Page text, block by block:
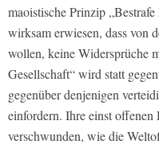
maoistische Prinzip
wirksam erwiesen, dass von
wollen, keine Widersprüche
Gesellschaft“ wird statt
gegenüber denjenigen
einfordern. Ihre einst
verschwunden, wie die